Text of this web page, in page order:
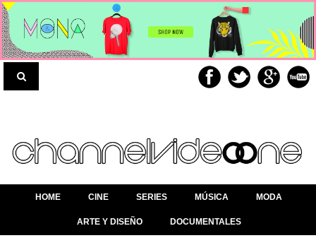
HOME CINE SERIES MÚSICA MODA
ARTE Y DISEÑO DOCUMENTALES